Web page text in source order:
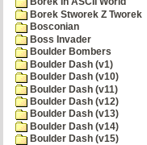
Borek In ASCII World
Borek Stworek Z Tworek
Bosconian
Boss Invader
Boulder Bombers
Boulder Dash (v1)
Boulder Dash (v10)
Boulder Dash (v11)
Boulder Dash (v12)
Boulder Dash (v13)
Boulder Dash (v14)
Boulder Dash (v15)